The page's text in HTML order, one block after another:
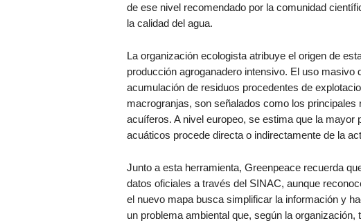
de ese nivel recomendado por la comunidad
la calidad del agua.
La organización ecologista atribuye el origen de
producción agroganadero intensivo. El uso
acumulación de residuos procedentes de
macrogranjas, son señalados como los
acuíferos. A nivel europeo, se estima que la mayor
acuáticos procede directa o indirectamente de la
Junto a esta herramienta, Greenpeace recuerda
datos oficiales a través del SINAC, aunque
el nuevo mapa busca simplificar la información y
un problema ambiental que, según la